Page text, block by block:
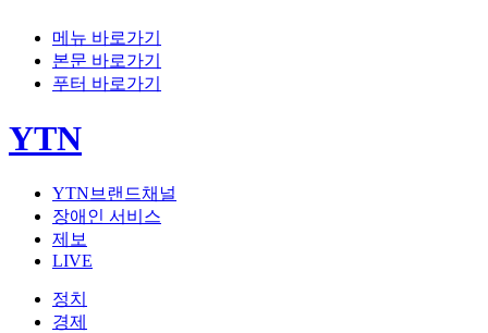
메뉴 바로가기
본문 바로가기
푸터 바로가기
YTN
YTN브랜드채널
장애인 서비스
제보
LIVE
정치
경제